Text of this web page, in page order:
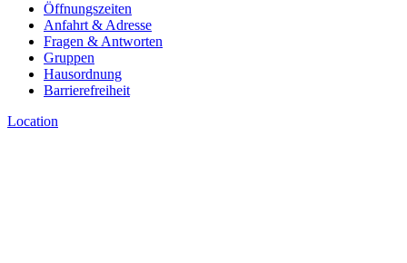
Öffnungszeiten
Anfahrt & Adresse
Fragen & Antworten
Gruppen
Hausordnung
Barrierefreiheit
Location